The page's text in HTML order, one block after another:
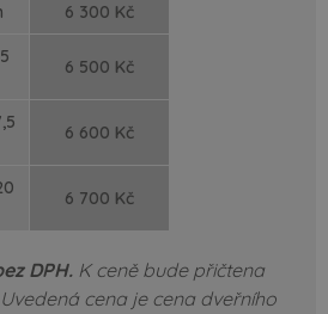
6 300 Kč
6 500 Kč
6 600 Kč
6 700 Kč
DPH.K ceně bude přičtena
Uvedená cena je cena dveřního